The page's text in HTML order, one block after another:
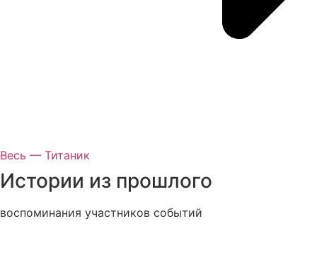
Весь — Титаник
Истории из прошлого
воспоминания участников событий